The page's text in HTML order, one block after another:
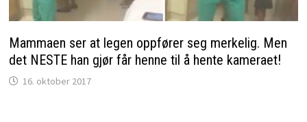
Mammaen ser at legen oppfører seg merkelig. Men
det NESTE han gjør får henne til å hente kameraet!
16. oktober 2017